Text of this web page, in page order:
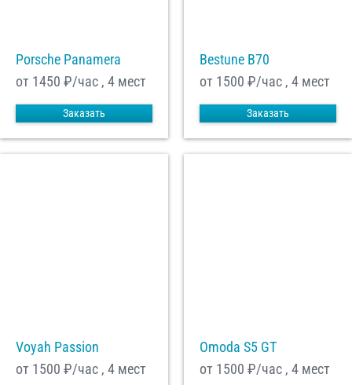
Porsche Panamera
от 1450 ₽/час , 4 мест
Заказать
Bestune B70
от 1500 ₽/час , 4 мест
Заказать
Voyah Passion
от 1500 ₽/час , 4 мест
Omoda S5 GT
от 1500 ₽/час , 4 мест